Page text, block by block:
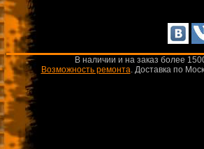
В наличии и на заказ более
Возможность ремонта.Доставка по